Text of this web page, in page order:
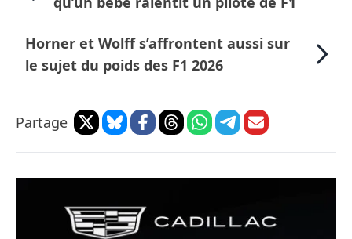
Horner et Wolff s’affrontent aussi sur
le sujet du poids des F1 2026
Partage